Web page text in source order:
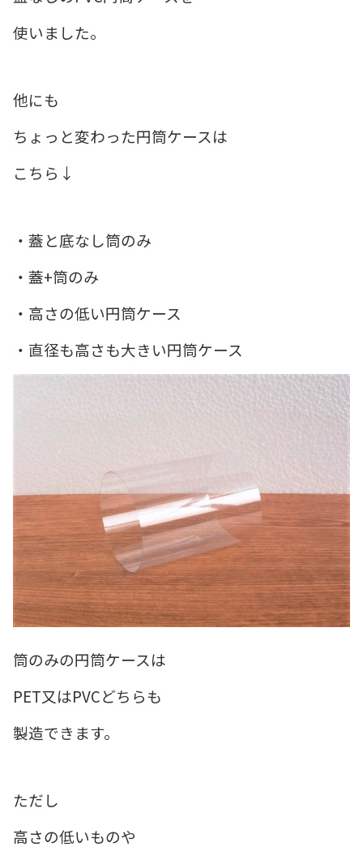
使いました。
他にも
ちょっと変わった円筒ケースは
こちら↓
・蓋と底なし筒のみ
・蓋+筒のみ
・高さの低い円筒ケース
・直径も高さも大きい円筒ケース
筒のみの円筒ケースは
PET又はPVCどちらも
製造できます。
ただし
高さの低いものや